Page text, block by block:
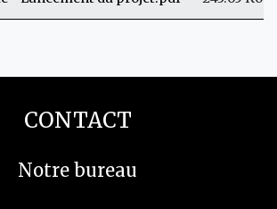
CONTACT
Notre bureau